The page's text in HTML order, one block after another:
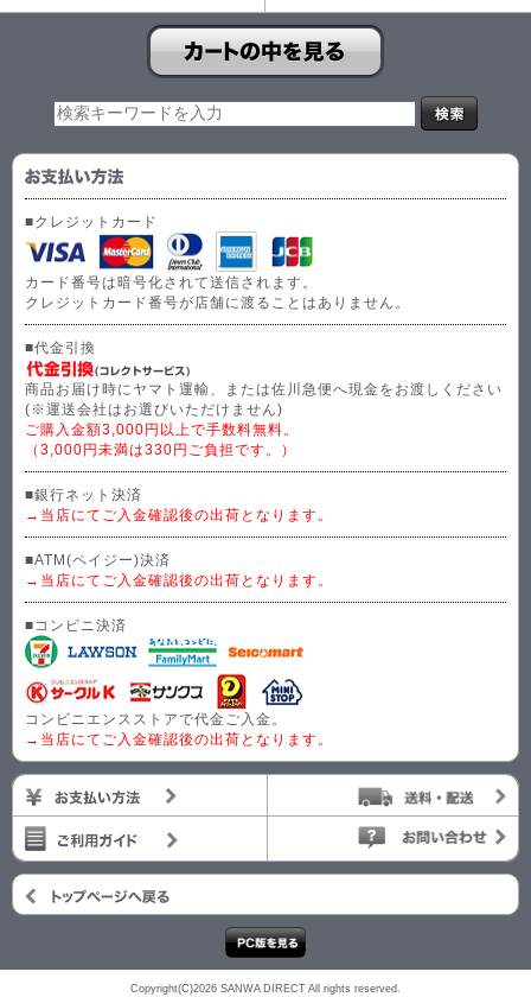
■クレジットカード
カード番号は暗号化されて送信されます。
クレジットカード番号が店舗に渡ることはありません。
■代金引換
商品お届け時にヤマト運輸、または佐川急便へ現金をお渡しください
(※運送会社はお選びいただけません)
ご購入金額3,000円以上で手数料無料。
（3,000円未満は330円ご負担です。）
■銀行ネット決済
→当店にてご入金確認後の出荷となります。
■ATM(ペイジー)決済
→当店にてご入金確認後の出荷となります。
■コンビニ決済
コンビニエンスストアで代金ご入金。
→当店にてご入金確認後の出荷となります。
Copyright(C)2026 SANWA DIRECT All rights reserved.